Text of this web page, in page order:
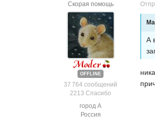
Скорая помощь
OFFLINE
37 764 сообщений
2213 Спасибо
город А
Россия
А